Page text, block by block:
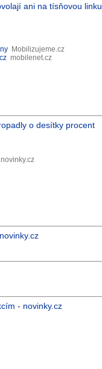
ani na tísňovou linku
Mobilizujeme.cz
mobilenet.cz
o desítky procent
novinky.cz
- novinky.cz